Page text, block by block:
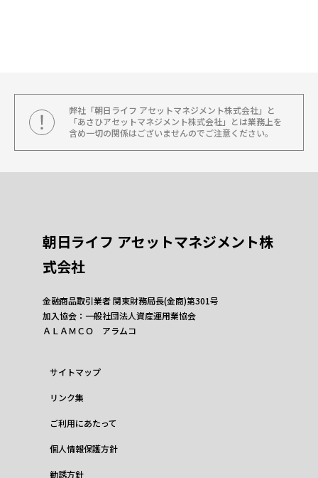
弊社「朝日ライフ アセットマネジメント株式会社」と
「あさひアセットマネジメント株式会社」とは業務上を
含め一切の関係はございませんのでご注意ください。
朝日ライフ アセットマネジメント株
式会社
金融商品取引業者 関東財務局長(金商)第301号
加入協会：一般社団法人資産運用業協会
ＡＬＡＭＣＯ アラムコ
サイトマップ
リンク集
ご利用にあたって
個人情報保護方針
勧誘方針